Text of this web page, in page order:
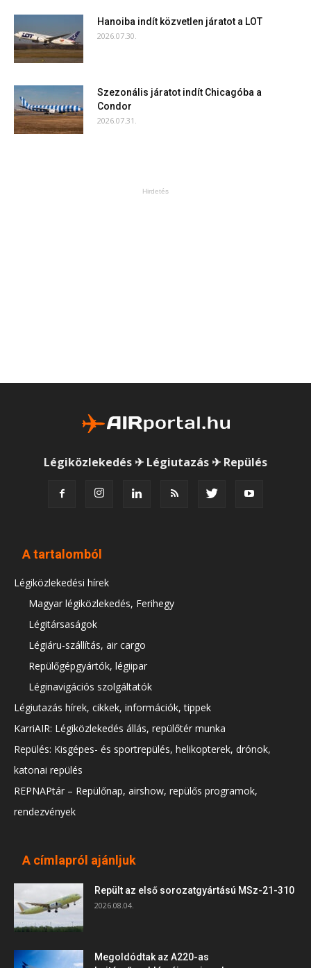
Hanoiba indít közvetlen járatot a LOT
2026.07.30.
Szezonális járatot indít Chicagóba a
Condor
2026.07.31.
Hirdetés
Légiközlekedés ✈ Légiutazás ✈ Repülés
A tartalomból
Légiközlekedési hírek
Magyar légiközlekedés, Ferihegy
Légitársaságok
Légiáru-szállítás, air cargo
Repülőgépgyártók, légiipar
Léginavigációs szolgáltatók
Légiutazás hírek, cikkek, információk, tippek
KarriAIR: Légiközlekedés állás, repülőtér munka
Repülés: Kisgépes- és sportrepülés, helikopterek, drónok,
katonai repülés
REPNAPtár – Repülőnap, airshow, repülős programok,
rendezvények
A címlapról ajánljuk
Repült az első sorozatgyártású MSz-21-310
2026.08.04.
Megoldódtak az A220-as